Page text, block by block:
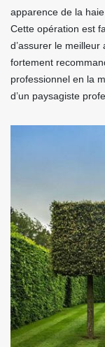
apparence de la haie
Cette opération est
d’assurer le
fortement
professionnel en la
d’un paysagiste